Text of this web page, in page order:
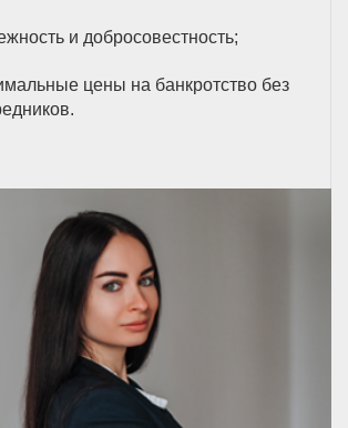
и добросовестность;
цены на банкротство без